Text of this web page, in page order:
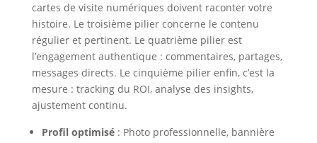
cartes de visite numériques doivent raconter votre
histoire. Le troisième pilier concerne le contenu
régulier et pertinent. Le quatrième pilier est
l’engagement authentique : commentaires, partages,
messages directs. Le cinquième pilier enfin, c’est la
mesure : tracking du ROI, analyse des insights,
ajustement continu.
Profil optimisé: Photo professionnelle, bannière